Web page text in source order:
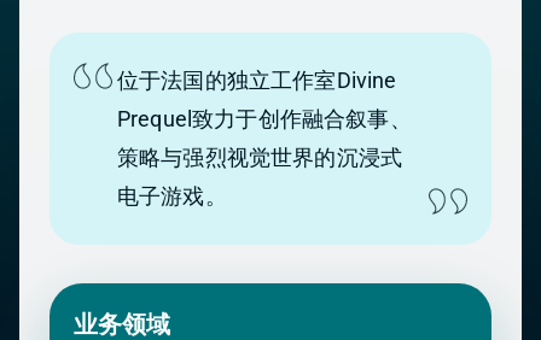
位于法国的独立工作室Divine
Prequel致力于创作融合叙事、
策略与强烈视觉世界的沉浸式
电子游戏。
业务领域